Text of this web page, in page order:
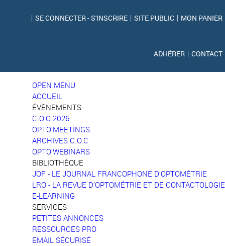
MON PANIER
|
SITE PUBLIC
|
SE CONNECTER - S'INSCRIRE
|
CONTACT
|
ADHÉRER
OPEN MENU
ACCUEIL
ÉVÈNEMENTS
C.O.C 2026
OPTO'MEETINGS
ARCHIVES C.O.C
OPTO'WEBINARS
BIBLIOTHÈQUE
JOF - LE JOURNAL FRANCOPHONE D’OPTOMÉTRIE
LRO - LA REVUE D’OPTOMÉTRIE ET DE CONTACTOLOGIE
E-LEARNING
SERVICES
PETITES ANNONCES
RESSOURCES PRO
EMAIL SÉCURISÉ